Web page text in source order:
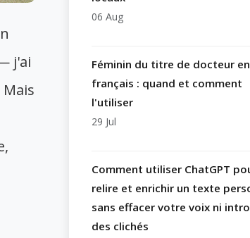
j'ai
06 Aug
Féminin du titre de docteur en
français : quand et comment
l'utiliser
29 Jul
Comment utiliser ChatGPT
relire et enrichir un texte
sans effacer votre voix ni
des clichés